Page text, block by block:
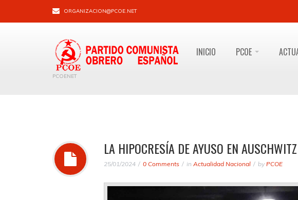
ORGANIZACION@PCOE.NET
PCOENET
INICIO PCOE
LA HIPOCRESÍA DE AYUSO EN AUSCHWITZ
25/01/2024 0 Comments in Actualidad Nacional by PCOE